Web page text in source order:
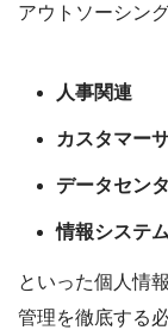
アウトソーシング
人事関連
カスタマー
データセン
情報システ
といった個人情
管理を徹底する